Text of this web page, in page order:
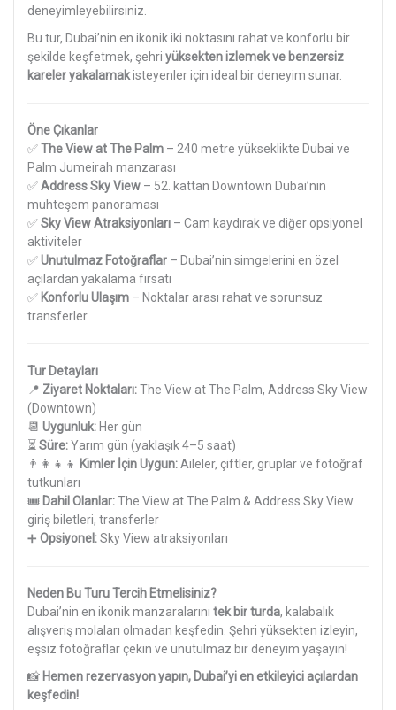
deneyimleyebilirsiniz.
Bu tur, Dubai’nin en ikonik iki noktasını rahat ve konforlu bir
şekilde keşfetmek, şehri yüksekten izlemek ve benzersiz
kareler yakalamakisteyenler için ideal bir deneyim sunar.
Öne Çıkanlar
✅The View at The Palm – 240 metre yükseklikte Dubai ve
Palm Jumeirah manzarası
✅Address Sky View – 52. kattan Downtown Dubai’nin
muhteşem panoraması
✅Sky View Atraksiyonları – Cam kaydırak ve diğer opsiyonel
aktiviteler
✅Unutulmaz Fotoğraflar – Dubai’nin simgelerini en özel
açılardan yakalama fırsatı
✅ Konforlu Ulaşım – Noktalar arası rahat ve sorunsuz
transferler
Tur Detayları
📍 Ziyaret Noktaları:The View at The Palm, Address Sky View
(Downtown)
📆 Uygunluk: Her gün
⏳ Süre:Yarım gün (yaklaşık 4–5 saat)
👨‍👩‍👧‍👦 Kimler İçin Uygun:Aileler, çiftler, gruplar ve fotoğraf
tutkunları
🎟️ Dahil Olanlar:The View at The Palm & Address Sky View
giriş biletleri, transferler
➕ Opsiyonel:Sky View atraksiyonları
Neden Bu Turu Tercih Etmelisiniz?
Dubai’nin en ikonik manzaralarını tek bir turda, kalabalık
alışveriş molaları olmadan keşfedin. Şehri yüksekten izleyin,
eşsiz fotoğraflar çekin ve unutulmaz bir deneyim yaşayın!
📸 Hemen rezervasyon yapın, Dubai’yi en etkileyici açılardan
keşfedin!